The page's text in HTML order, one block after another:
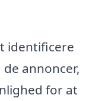
identificere
annoncer,
for at